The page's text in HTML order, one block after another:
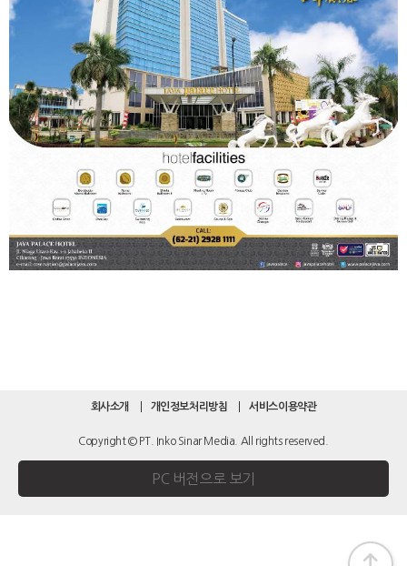
회사소개 개인정보처리방침 서비스이용약관
Copyright © PT. Inko Sinar Media. All rights reserved.
PC 버전으로 보기